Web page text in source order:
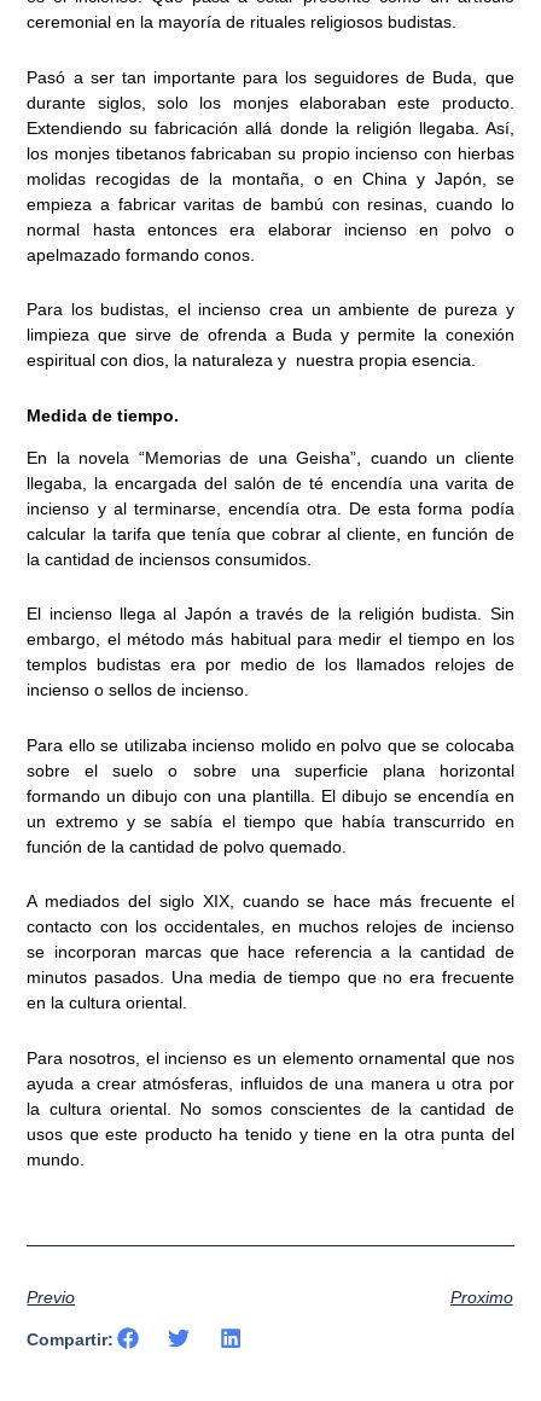
ceremonial en la mayoría de rituales religiosos budistas.
Pasó a ser tan importante para los seguidores de Buda, que
durante siglos, solo los monjes elaboraban este producto.
Extendiendo su fabricación allá donde la religión llegaba. Así,
los monjes tibetanos fabricaban su propio incienso con hierbas
molidas recogidas de la montaña, o en China y Japón, se
empieza a fabricar varitas de bambú con resinas, cuando lo
normal hasta entonces era elaborar incienso en polvo o
apelmazado formando conos.
Para los budistas, el incienso crea un ambiente de pureza y
limpieza que sirve de ofrenda a Buda y permite la conexión
espiritual con dios, la naturaleza y nuestra propia esencia.
Medida de tiempo.
En la novela “Memorias de una Geisha”, cuando un cliente
llegaba, la encargada del salón de té encendía una varita de
incienso y al terminarse, encendía otra. De esta forma podía
calcular la tarifa que tenía que cobrar al cliente, en función de
la cantidad de inciensos consumidos.
El incienso llega al Japón a través de la religión budista. Sin
embargo, el método más habitual para medir el tiempo en los
templos budistas era por medio de los llamados relojes de
incienso o sellos de incienso.
Para ello se utilizaba incienso molido en polvo que se colocaba
sobre el suelo o sobre una superficie plana horizontal
formando un dibujo con una plantilla. El dibujo se encendía en
un extremo y se sabía el tiempo que había transcurrido en
función de la cantidad de polvo quemado.
A mediados del siglo XIX, cuando se hace más frecuente el
contacto con los occidentales, en muchos relojes de incienso
se incorporan marcas que hace referencia a la cantidad de
minutos pasados. Una media de tiempo que no era frecuente
en la cultura oriental.
Para nosotros, el incienso es un elemento ornamental que nos
ayuda a crear atmósferas, influidos de una manera u otra por
la cultura oriental. No somos conscientes de la cantidad de
usos que este producto ha tenido y tiene en la otra punta del
mundo.
Previo Proximo
Compartir: